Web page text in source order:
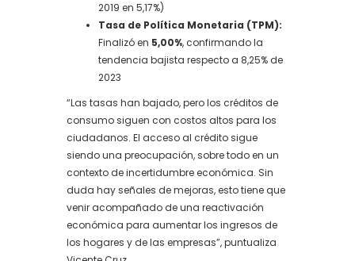
2019 en 5,17%)
Tasa de Política Monetaria (TPM):
Finalizó en 5,00%, confirmando la
tendencia bajista respecto a 8,25% de
2023
“Las tasas han bajado, pero los créditos de
consumo siguen con costos altos para los
ciudadanos. El acceso al crédito sigue
siendo una preocupación, sobre todo en un
contexto de incertidumbre económica. Sin
duda hay señales de mejoras, esto tiene que
venir acompañado de una reactivación
económica para aumentar los ingresos de
los hogares y de las empresas”, puntualiza